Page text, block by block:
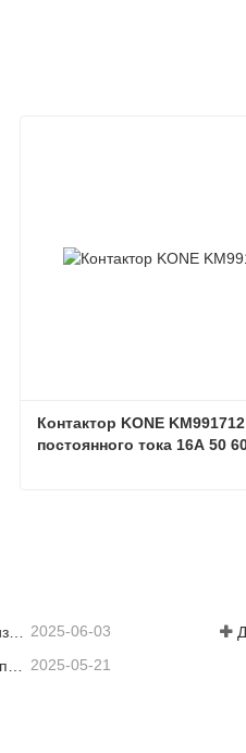
Контактор KONE
постоянного тока 16А 50
2025-06-03
3 вещи, которые вы должны знать перед покупкой лифта 2025-05-21